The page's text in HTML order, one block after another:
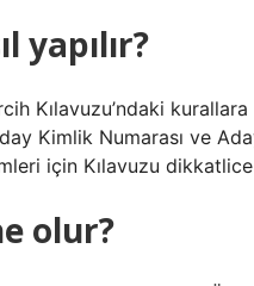
yapılır?
Kılavuzu’ndaki
Kimlik Numarası ve
için Kılavuzu dikkatlice
olur?